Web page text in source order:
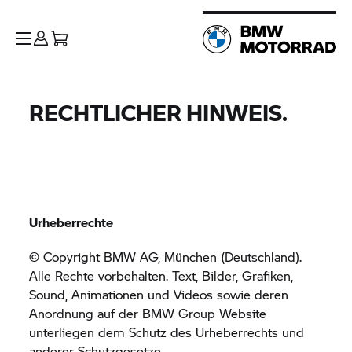
RECHTLICHER HINWEIS.
Urheberrechte
© Copyright BMW AG, München (Deutschland).
Alle Rechte vorbehalten. Text, Bilder, Grafiken,
Sound, Animationen und Videos sowie deren
Anordnung auf der BMW Group Website
unterliegen dem Schutz des Urheberrechts und